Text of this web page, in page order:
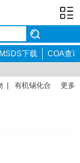
MSDS下载 COA查询
更多
| 有机锡化合